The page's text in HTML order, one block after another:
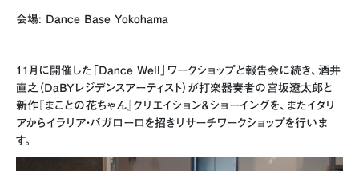
会場: Dance Base Yokohama
11月に開催した「Dance Well」ワークショップと報告会に続き、酒井
直之（DaBYレジデンスアーティスト）が打楽器奏者の宮坂遼太郎と
新作『まことの花ちゃん』クリエイション＆ショーイングを、またイタリ
アからイラリア・バガローロを招きリサーチワークショップを行いま
す。